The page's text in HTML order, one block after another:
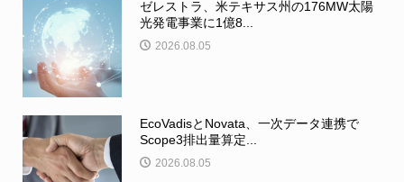
ゼレストラ、米テキサス州の176MW太陽
光発電事業に1億8...
2026.08.05
EcoVadisとNovata、一次データ連携で
Scope3排出量算定...
2026.08.05